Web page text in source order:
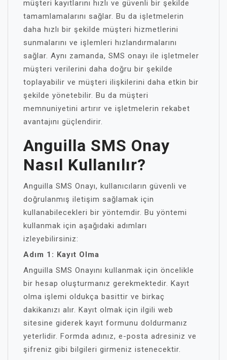
müşteri kayıtlarını hızlı ve güvenli bir şekilde
tamamlamalarını sağlar. Bu da işletmelerin
daha hızlı bir şekilde müşteri hizmetlerini
sunmalarını ve işlemleri hızlandırmalarını
sağlar. Aynı zamanda, SMS onayı ile işletmeler
müşteri verilerini daha doğru bir şekilde
toplayabilir ve müşteri ilişkilerini daha etkin bir
şekilde yönetebilir. Bu da müşteri
memnuniyetini artırır ve işletmelerin rekabet
avantajını güçlendirir.
Anguilla SMS Onay
Nasıl Kullanılır?
Anguilla SMS Onayı, kullanıcıların güvenli ve
doğrulanmış iletişim sağlamak için
kullanabilecekleri bir yöntemdir. Bu yöntemi
kullanmak için aşağıdaki adımları
izleyebilirsiniz:
Adım 1: Kayıt Olma
Anguilla SMS Onayını kullanmak için öncelikle
bir hesap oluşturmanız gerekmektedir. Kayıt
olma işlemi oldukça basittir ve birkaç
dakikanızı alır. Kayıt olmak için ilgili web
sitesine giderek kayıt formunu doldurmanız
yeterlidir. Formda adınız, e-posta adresiniz ve
şifreniz gibi bilgileri girmeniz istenecektir.